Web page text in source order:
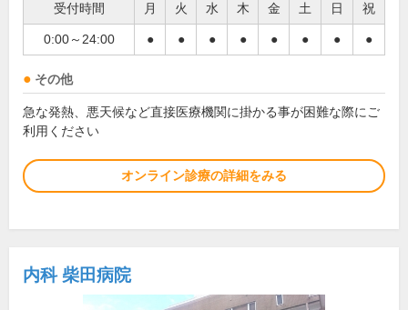
受付時間 月 火 水 木 金 土 日 祝
0:00～24:00 ● ● ● ● ● ● ● ●
その他
急な発熱、悪天候など直接医療機関に掛かる事が困難な際にご
利用ください
オンライン診療の詳細をみる
内科 柴田病院